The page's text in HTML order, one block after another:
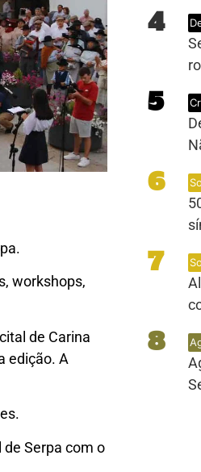
workshops,
de Carina
edição. A
de Serpa com o
4
5
6
7
8